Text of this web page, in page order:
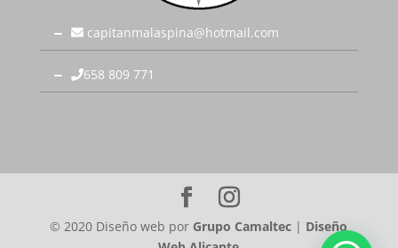
capitanmalaspina@hotmail.com
658 809 771
© 2020 Diseño web por Grupo Camaltec | Diseño